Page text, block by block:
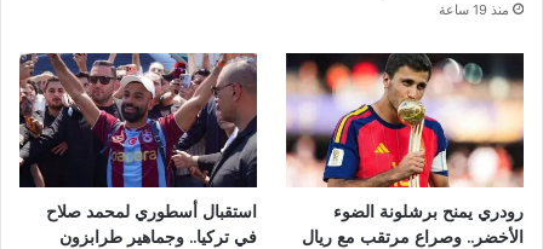
منذ 19 ساعة
رودري يمنح برشلونة الضوء
الأخضر.. وصراع مرتقب مع ريال
استقبال أسطوري لمحمد صلاح
في تركيا.. وجماهير طرابزون